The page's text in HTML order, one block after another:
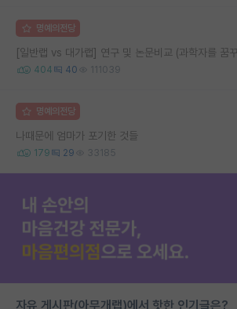
명예의전당
[일반랩 vs 대가랩] 연구 및 논문비교 (과학자를 꿈
404 40 111039
명예의전당
나때문에 엄마가 포기한 것들
179 29 33185
자유 게시판(아무개랩)에서 핫한 인기글은?